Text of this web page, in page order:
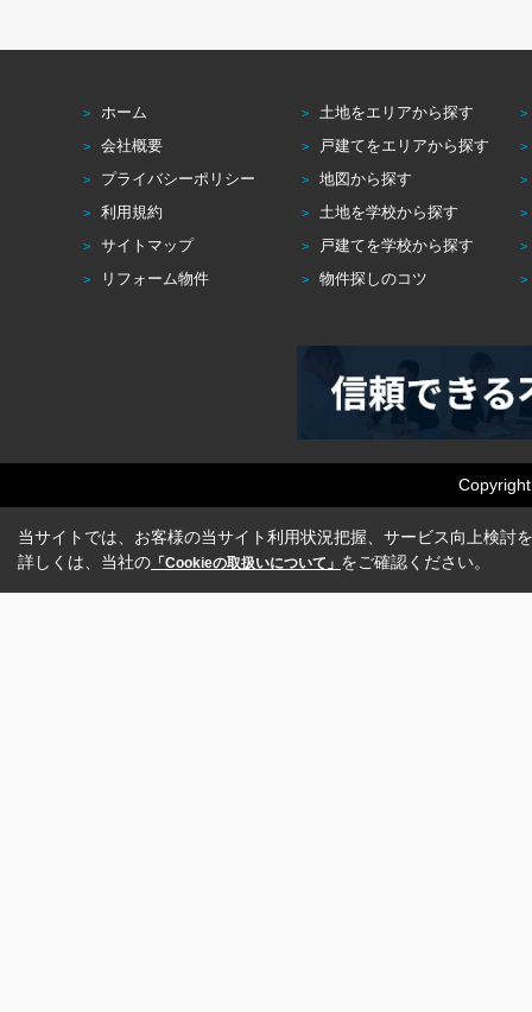
ホーム
土地をエリアから探す
会社概要
戸建てをエリアから探す
プライバシーポリシー
地図から探す
利用規約
土地を学校から探す
サイトマップ
戸建てを学校から探す
リフォーム物件
物件探しのコツ
当サイトでは、お客様の当サイト利用状況把握、サービス向上検討
詳しくは、当社の 「Cookieの取扱いについて」 をご確認ください。